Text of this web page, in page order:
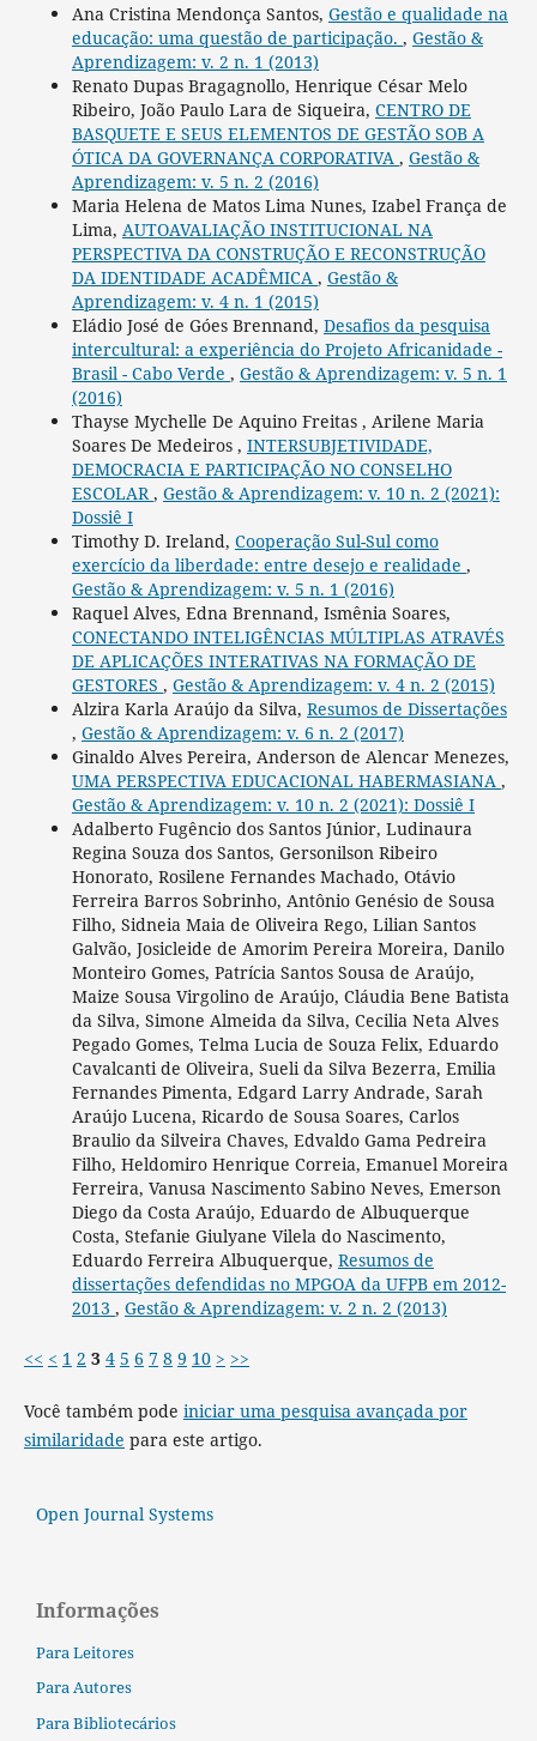
Ana Cristina Mendonça Santos, Gestão e qualidade na
educação: uma questão de participação. , Gestão &
Aprendizagem: v. 2 n. 1 (2013)
Renato Dupas Bragagnollo, Henrique César Melo
Ribeiro, João Paulo Lara de Siqueira, CENTRO DE
BASQUETE E SEUS ELEMENTOS DE GESTÃO SOB A
ÓTICA DA GOVERNANÇA CORPORATIVA , Gestão &
Aprendizagem: v. 5 n. 2 (2016)
Maria Helena de Matos Lima Nunes, Izabel França de
Lima, AUTOAVALIAÇÃO INSTITUCIONAL NA
PERSPECTIVA DA CONSTRUÇÃO E RECONSTRUÇÃO
DA IDENTIDADE ACADÊMICA , Gestão &
Aprendizagem: v. 4 n. 1 (2015)
Eládio José de Góes Brennand, Desafios da pesquisa
intercultural: a experiência do Projeto Africanidade -
Brasil - Cabo Verde , Gestão & Aprendizagem: v. 5 n. 1
(2016)
Thayse Mychelle De Aquino Freitas , Arilene Maria
Soares De Medeiros , INTERSUBJETIVIDADE,
DEMOCRACIA E PARTICIPAÇÃO NO CONSELHO
ESCOLAR , Gestão & Aprendizagem: v. 10 n. 2 (2021):
Dossiê I
Timothy D. Ireland, Cooperação Sul-Sul como
exercício da liberdade: entre desejo e realidade ,
Gestão & Aprendizagem: v. 5 n. 1 (2016)
Raquel Alves, Edna Brennand, Ismênia Soares,
CONECTANDO INTELIGÊNCIAS MÚLTIPLAS ATRAVÉS
DE APLICAÇÕES INTERATIVAS NA FORMAÇÃO DE
GESTORES , Gestão & Aprendizagem: v. 4 n. 2 (2015)
Alzira Karla Araújo da Silva, Resumos de Dissertações
, Gestão & Aprendizagem: v. 6 n. 2 (2017)
Ginaldo Alves Pereira, Anderson de Alencar Menezes,
UMA PERSPECTIVA EDUCACIONAL HABERMASIANA ,
Gestão & Aprendizagem: v. 10 n. 2 (2021): Dossiê I
Adalberto Fugêncio dos Santos Júnior, Ludinaura
Regina Souza dos Santos, Gersonilson Ribeiro
Honorato, Rosilene Fernandes Machado, Otávio
Ferreira Barros Sobrinho, Antônio Genésio de Sousa
Filho, Sidneia Maia de Oliveira Rego, Lilian Santos
Galvão, Josicleide de Amorim Pereira Moreira, Danilo
Monteiro Gomes, Patrícia Santos Sousa de Araújo,
Maize Sousa Virgolino de Araújo, Cláudia Bene Batista
da Silva, Simone Almeida da Silva, Cecilia Neta Alves
Pegado Gomes, Telma Lucia de Souza Felix, Eduardo
Cavalcanti de Oliveira, Sueli da Silva Bezerra, Emilia
Fernandes Pimenta, Edgard Larry Andrade, Sarah
Araújo Lucena, Ricardo de Sousa Soares, Carlos
Braulio da Silveira Chaves, Edvaldo Gama Pedreira
Filho, Heldomiro Henrique Correia, Emanuel Moreira
Ferreira, Vanusa Nascimento Sabino Neves, Emerson
Diego da Costa Araújo, Eduardo de Albuquerque
Costa, Stefanie Giulyane Vilela do Nascimento,
Eduardo Ferreira Albuquerque, Resumos de
dissertações defendidas no MPGOA da UFPB em 2012-
2013 , Gestão & Aprendizagem: v. 2 n. 2 (2013)
<< < 1 2 3 4 5 6 7 8 9 10 > >>
Você também pode iniciar uma pesquisa avançada por
similaridade para este artigo.
Open Journal Systems
Informações
Para Leitores
Para Autores
Para Bibliotecários